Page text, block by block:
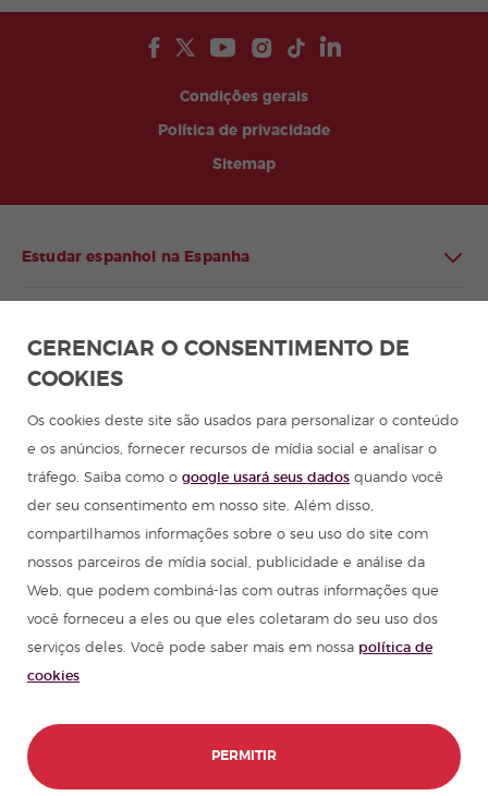
Condições gerais
Política de privacidade
Sitemap
Estudar espanhol na Espanha
Programa de espanhol para grupos
Cursos de espanhol
Acampamentos de verão na Espanha
Recursos para aprender espanhol
Partners
Guia de viagem Espanha
Guia de viagem América Latina
GERENCIAR O CONSENTIMENTO DE
COOKIES
Os cookies deste site são usados para personalizar o conteúdo
e os anúncios, fornecer recursos de mídia social e analisar o
tráfego. Saiba como o google usará seus dados quando você
der seu consentimento em nosso site. Além disso,
compartilhamos informações sobre o seu uso do site com
nossos parceiros de mídia social, publicidade e análise da
Web, que podem combiná-las com outras informações que
você forneceu a eles ou que eles coletaram do seu uso dos
serviços deles. Você pode saber mais em nossa política de
cookies
PERMITIR